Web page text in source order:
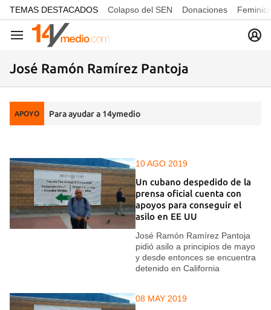
common.go-to-content
TEMAS DESTACADOS Colapso del SEN Donaciones
Navegación
José Ramón Ramírez Pantoja
APOYO Para ayudar a 14ymedio
10 AGO 2019
Un cubano despedido de la
prensa oficial cuenta con
apoyos para conseguir el
asilo en EE UU
José Ramón Ramírez Pantoja
pidió asilo a principios de mayo
y desde entonces se encuentra
detenido en California
08 MAY 2019